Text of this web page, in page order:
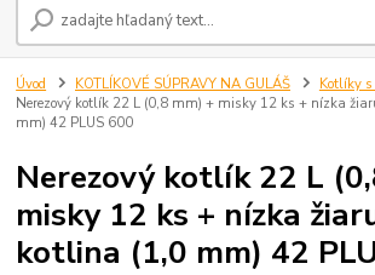
Úvod KOTLÍKOVÉ SÚPRAVY NA GULÁŠ
Kotlíky s
Nerezový kotlík 22 L (0,8 mm) + misky 12 ks + nízka
mm) 42 PLUS 600
Nerezový kotlík 22 L
misky 12 ks + nízka
kotlina (1,0 mm) 42